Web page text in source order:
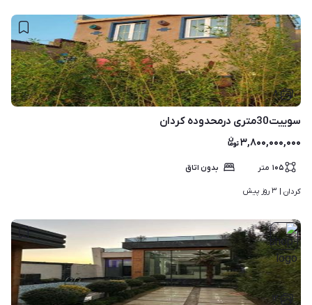
۸
سوییت30متری درمحدوده کردان
۳,۸۰۰,۰۰۰,۰۰۰
۱۰۵ متر بدون اتاق
کردان | ۳ روز پیش
۱۲